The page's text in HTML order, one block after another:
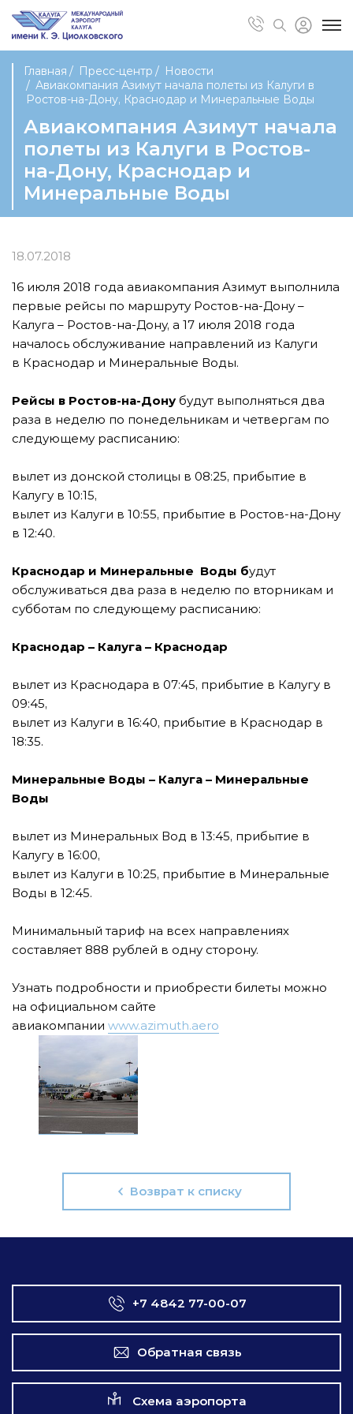
Главная Пресс-центр
Новости
Авиакомпания Азимут начала полеты из Калуги в
Ростов-на-Дону, Краснодар и Минеральные Воды
Авиакомпания Азимут начала
полеты из Калуги в Ростов-
на-Дону, Краснодар и
Минеральные Воды
18.07.2018
16 июля 2018 года авиакомпания Азимут выполнила
первые рейсы по маршруту Ростов-на-Дону –
Калуга – Ростов-на-Дону, а 17 июля 2018 года
началось обслуживание направлений из Калуги
в Краснодар и Минеральные Воды.
Рейсы в Ростов-на-Дону будут выполняться два
раза в неделю по понедельникам и четвергам по
следующему расписанию:
вылет из донской столицы в 08:25, прибытие в
Калугу в 10:15,
вылет из Калуги в 10:55, прибытие в Ростов-на-Дону
в 12:40.
Краснодар и Минеральные Воды будут
обслуживаться два раза в неделю по вторникам и
субботам по следующему расписанию:
Краснодар – Калуга – Краснодар
вылет из Краснодара в 07:45, прибытие в Калугу в
09:45,
вылет из Калуги в 16:40, прибытие в Краснодар в
18:35.
Минеральные Воды – Калуга – Минеральные
Воды
вылет из Минеральных Вод в 13:45, прибытие в
Калугу в 16:00,
вылет из Калуги в 10:25, прибытие в Минеральные
Воды в 12:45.
Минимальный тариф на всех направлениях
составляет 888 рублей в одну сторону.
Узнать подробности и приобрести билеты можно
на официальном сайте
авиакомпании www.azimuth.aero
Возврат к списку
+7 4842 77-00-07
Обратная связь
Схема аэропорта